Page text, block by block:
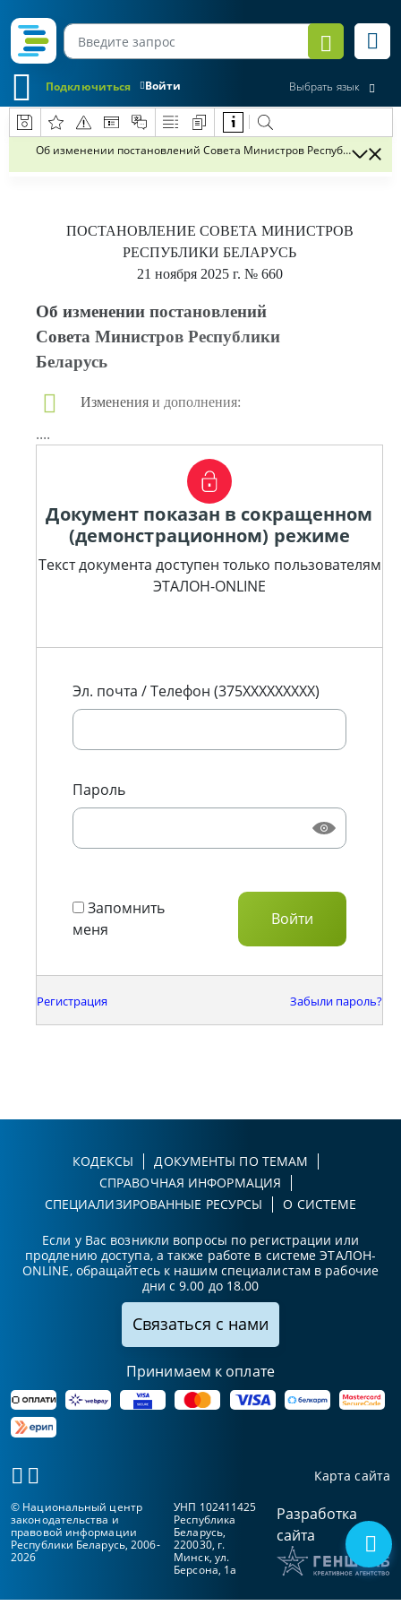
Войти
Подключиться Выбрать язык
Об изменении постановлений Совета Министров Республики
ПОСТАНОВЛЕНИЕ СОВЕТА МИНИСТРОВ
РЕСПУБЛИКИ БЕЛАРУСЬ
21 ноября 2025 г. № 660
Об изменении постановлений
Совета Министров Республики
Беларусь
Изменения и дополнения:
....
Документ показан в сокращенном
(демонстрационном) режиме
Текст документа доступен только пользователям
ЭТАЛОН-ONLINE
Эл. почта / Телефон (375XXXXXXXXX)
Пароль
Запомнить
меня
Регистрация Забыли пароль?
КОДЕКСЫ
ДОКУМЕНТЫ ПО ТЕМАМ
СПРАВОЧНАЯ ИНФОРМАЦИЯ
СПЕЦИАЛИЗИРОВАННЫЕ РЕСУРСЫ
О СИСТЕМЕ
Если у Вас возникли вопросы по регистрации или
продлению доступа, а также работе в системе ЭТАЛОН-
ONLINE, обращайтесь к нашим специалистам в рабочие
дни с 9.00 до 18.00
Связаться с нами
Принимаем к оплате
Карта сайта
© Национальный центр
законодательства и
правовой информации
Республики Беларусь, 2006-
2026
УНП 102411425
Республика
Беларусь,
220030, г.
Минск, ул.
Берсона, 1а
Разработка
сайта